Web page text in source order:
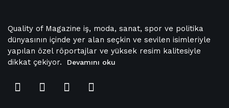
Quality of Magazine iş, moda, sanat, spor ve politika
dünyasının içinde yer alan seçkin ve sevilen isimleriyle
yapılan özel röportajlar ve yüksek resim kalitesiyle
dikkat çekiyor.
Devamını oku